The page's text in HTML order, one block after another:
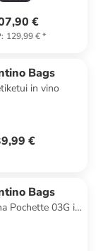
€
: 129,99 €*
Bags
in vino
€
Bags
Pochette 03G in